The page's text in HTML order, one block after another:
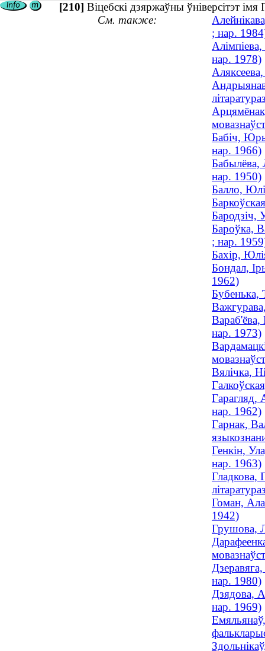
[210] Віцебскі дзяржаўны ўніверсітэт
См. также:
; нар.
нар. 1978)
Бабіч,
нар. 1966)
Бабылёва,
нар. 1950)
Балло,
Бародзіч,
Бароўка,
; нар.
Бахір,
Бондал,
1962)
Бубенька,
Вараб'ёва,
нар. 1973)
Вялічка,
Гарагляд,
нар. 1962)
Гарнак,
Генкін,
нар. 1963)
Гладкова,
Гоман, Ала
1942)
Грушова,
нар. 1980)
Дзядова,
нар. 1969)